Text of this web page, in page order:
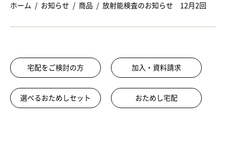
ホーム お知らせ 商品 放射能検査のお知らせ 12月2回
宅配をご検討の方 加入・資料請求
選べるおためしセット おためし宅配